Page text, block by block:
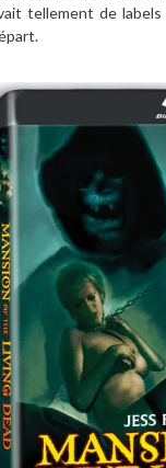
tellement de